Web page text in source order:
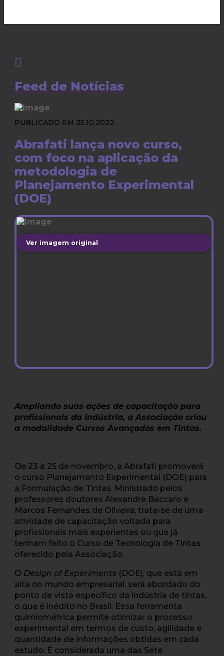
Feed de Notícias
PUBLICADO EM 25.10.2022
Abrafati lança novo curso,
com foco na aplicação da
metodologia de
Planejamento Experimental
(DOE)
Ver imagem original
Ampliando suas ações de capacitação para
profissionais da indústria, a Associação criou
a modalidade Cursos Avançados em Tintas.
De 23 a 25 de novembro, a Abrafati promoverá
o curso Planejamento Experimental (DOE) para
a Formulação de Tintas. Ministrado pelos
professores doutores Alexandre Baccaro e
Marcos Fernandes de Oliveira, trata-se de uma
atividade de capacitação voltada para
profissionais mais experientes ou que já
tenham feito o Curso de Tecnologia de Tintas
oferecido pela Associação.
O Design of Experiments (DOE), que está em
alta no mundo empresarial, será abordado do
ponto de vista específico da indústria de tintas,
o que é inédito no Brasil. Essa ferramenta
quimiométrica permite otimizar o processo
experimental em termos de custo, agilidade e
quantidade de informações obtidas em cada
estudo. É considerada uma das Sete